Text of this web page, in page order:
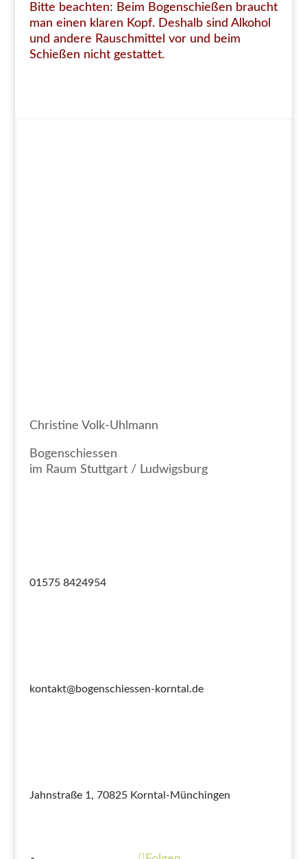
Bitte beachten: Beim Bogenschießen braucht
man einen klaren Kopf. Deshalb sind Alkohol
und andere Rauschmittel vor und beim
Schießen nicht gestattet.
Christine Volk-Uhlmann
Bogenschiessen
im Raum Stuttgart / Ludwigsburg
01575 8424954
kontakt@bogenschiessen-korntal.de
Jahnstraße 1, 70825 Korntal-Münchingen